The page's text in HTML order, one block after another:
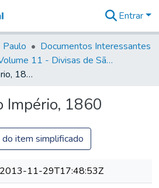
&
Coleções
Tudo na
Biblioteca
Estatísticas
Entrar
Paulo
Documentos Interessantes
Volume 11 - Divisas de São Paulo e Minas Gerais
Ao ministro do Império, 1860
Império, 1860
do item simplificado
2013-11-29T17:48:53Z